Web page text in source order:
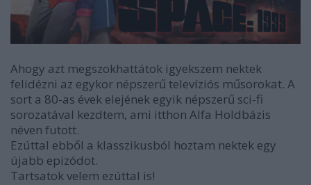
Ahogy azt megszokhattátok igyekszem nektek
felidézni az egykor népszerű televíziós műsorokat. A
sort a 80-as évek elejének egyik népszerű sci-fi
sorozatával kezdtem, ami itthon Alfa Holdbázis
néven futott.
Ezúttal ebből a klasszikusból hoztam nektek egy
újabb epizódot.
Tartsatok velem ezúttal is!